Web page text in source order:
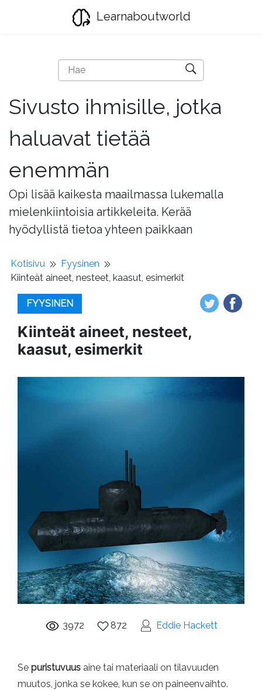
Learnaboutworld
Sivusto ihmisille, jotka
haluavat tietää
enemmän
Opi lisää kaikesta maailmassa lukemalla
mielenkiintoisia artikkeleita. Kerää
hyödyllistä tietoa yhteen paikkaan
Kotisivu
Fyysinen
Kiinteät aineet, nesteet, kaasut, esimerkit
FYYSINEN
Kiinteät aineet, nesteet,
kaasut, esimerkit
3972 872 Eddie Hackett
Se puristuvuus aine tai materiaali on tilavuuden
muutos, jonka se kokee, kun se on paineenvaihto.